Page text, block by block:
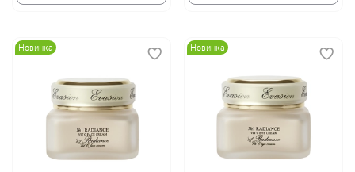
Новинка Новинка